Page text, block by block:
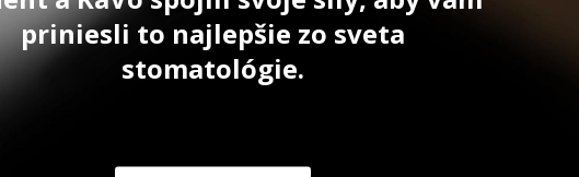
priniesli to najlepšie zo sveta
stomatológie.